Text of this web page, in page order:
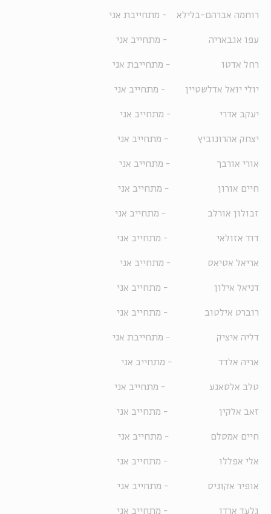
רוחמה אברהם-בלילא - מתחייבת אני
עפו אגבאריה - מתחייב אני
רחל אדטו - מתחייבת אני
יולי יואל אדלשטיין - מתחייב אני
יעקב אדרי - מתחייב אני
יצחק אהרונוביץ - מתחייב אני
אורי אורבך - מתחייב אני
חיים אורון - מתחייב אני
זבולון אורלב - מתחייב אני
דוד אזולאי - מתחייב אני
אריאל אטיאס - מתחייב אני
דניאל אילון - מתחייב אני
רוברט אילטוב - מתחייב אני
דליה איציק - מתחייבת אני
אריה אלדד - מתחייב אני
טלב אלסאנע - מתחייב אני
זאב אלקין - מתחייב אני
חיים אמסלם - מתחייב אני
אלי אפללו - מתחייב אני
אופיר אקוניס - מתחייב אני
גלעד ארדן - מתחייב אני